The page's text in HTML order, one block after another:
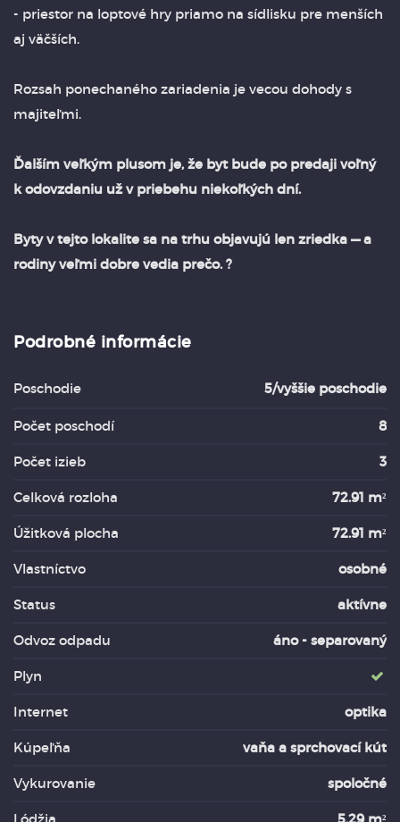
- priestor na loptové hry priamo na sídlisku pre menších
aj väčších.
Rozsah ponechaného zariadenia je vecou dohody s
majiteľmi.
Ďalším veľkým plusom je, že byt bude po predaji voľný
k odovzdaniu už v priebehu niekoľkých dní.
Byty v tejto lokalite sa na trhu objavujú len zriedka — a
rodiny veľmi dobre vedia prečo. ?
Podrobné informácie
Poschodie 5/vyššie poschodie
Počet poschodí 8
Počet izieb 3
Celková rozloha 72.91 m²
Úžitková plocha 72.91 m²
Vlastníctvo osobné
Status aktívne
Odvoz odpadu áno - separovaný
Plyn
Internet optika
Kúpeľňa vaňa a sprchovací kút
Vykurovanie spoločné